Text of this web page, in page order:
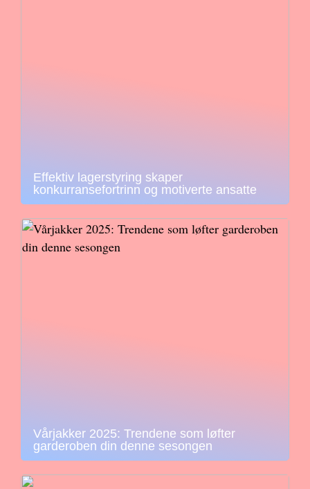
Effektiv lagerstyring skaper
konkurransefortrinn og motiverte ansatte
Vårjakker 2025: Trendene som løfter
garderoben din denne sesongen